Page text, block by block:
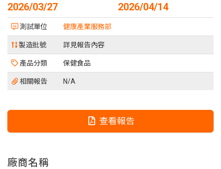
2026/03/27 2026/04/14
測試單位 健康產業服務部
製造批號 詳見報告內容
產品分類 保健食品
相關報告 N/A
查看報告
廠商名稱